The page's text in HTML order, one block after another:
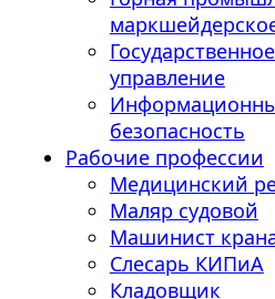
управление
безопасность
Рабочие профессии
Медицинский
Маляр судовой
Машинист
Слесарь КИПиА
Кладовщик